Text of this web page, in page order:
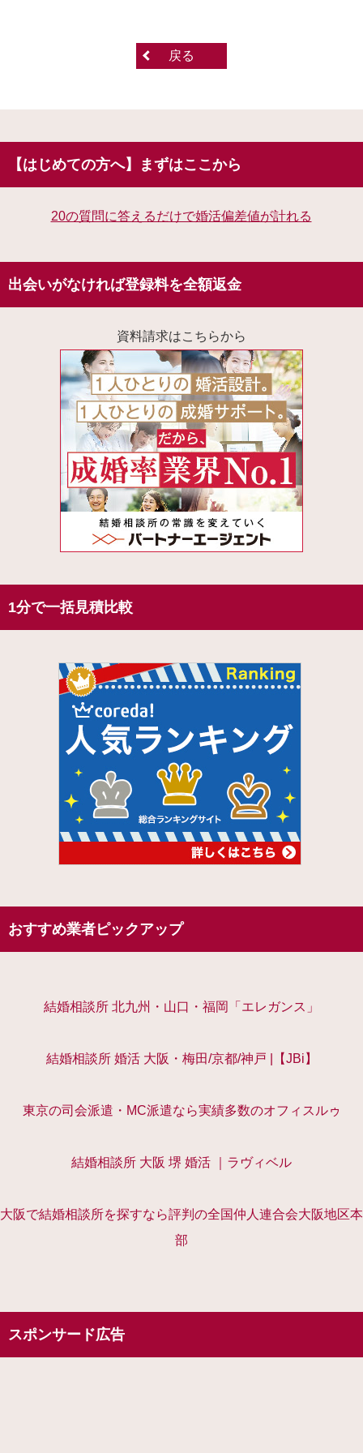
戻る
【はじめての方へ】まずはここから
20の質問に答えるだけで婚活偏差値が計れる
出会いがなければ登録料を全額返金
資料請求はこちらから
1分で一括見積比較
おすすめ業者ピックアップ
結婚相談所 北九州・山口・福岡「エレガンス」
結婚相談所 婚活 大阪・梅田/京都/神戸 |【JBi】
東京の司会派遣・MC派遣なら実績多数のオフィスルゥ
結婚相談所 大阪 堺 婚活 ｜ラヴィベル
大阪で結婚相談所を探すなら評判の全国仲人連合会大阪地区本
部
スポンサード広告